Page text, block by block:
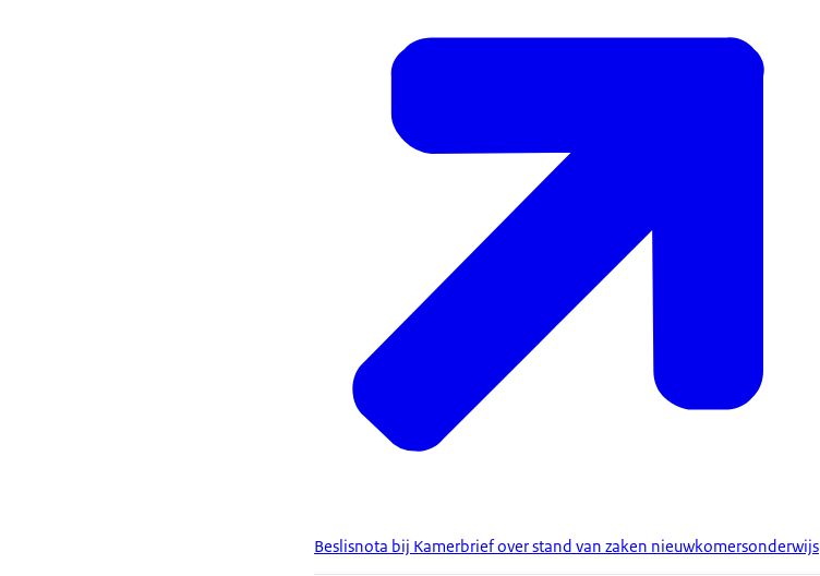
Beslisnota bij Kamerbrief over stand van zaken nieuwkomersonderwijs